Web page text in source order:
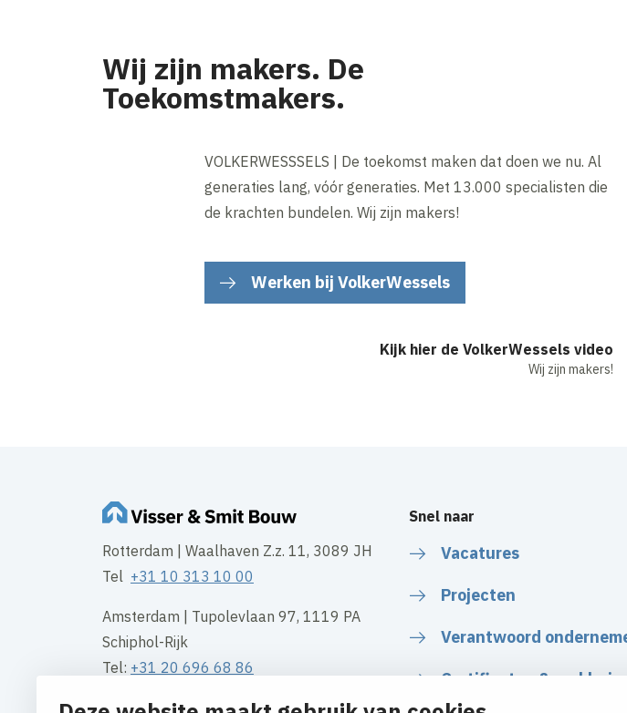
Kijk hier de VolkerWessels video
Wij zijn makers!
Wij zijn makers. De
Toekomstmakers.
VOLKERWESSSELS | De toekomst maken dat doen we nu. Al
generaties lang, vóór generaties. Met 13.000 specialisten die
de krachten bundelen. Wij zijn makers!
Werken bij VolkerWessels
Rotterdam | Waalhaven Z.z. 11, 3089 JH
Tel +31 10 313 10 00
Amsterdam | Tupolevlaan 97, 1119 PA
Schiphol-Rijk
Tel: +31 20 696 68 86
Groningen | Gotenburgweg 50, 9723 TM
Snel naar
Vacatures
Projecten
Verantwoord
Certificaten &